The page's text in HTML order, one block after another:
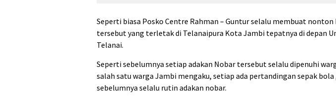
Seperti biasa Posko Centre Rahman – Guntur selalu membuat nonton
tersebut yang terletak di Telanaipura Kota Jambi tepatnya di depan
Telanai.
Seperti sebelumnya setiap adakan Nobar tersebut selalu dipenuhi
salah satu warga Jambi mengaku, setiap ada pertandingan sepak bola
sebelumnya selalu rutin adakan nobar.